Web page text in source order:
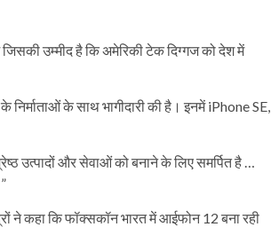
उम्मीद है कि अमेरिकी टेक दिग्गज को देश में
के साथ भागीदारी की है। इनमें iPhone SE,
उत्पादों और सेवाओं को बनाने के लिए समर्पित है …
ने कहा कि फॉक्सकॉन भारत में आईफोन 12 बना रही